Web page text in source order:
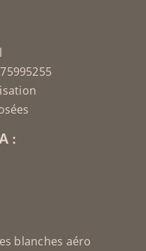
:
blanches aéro